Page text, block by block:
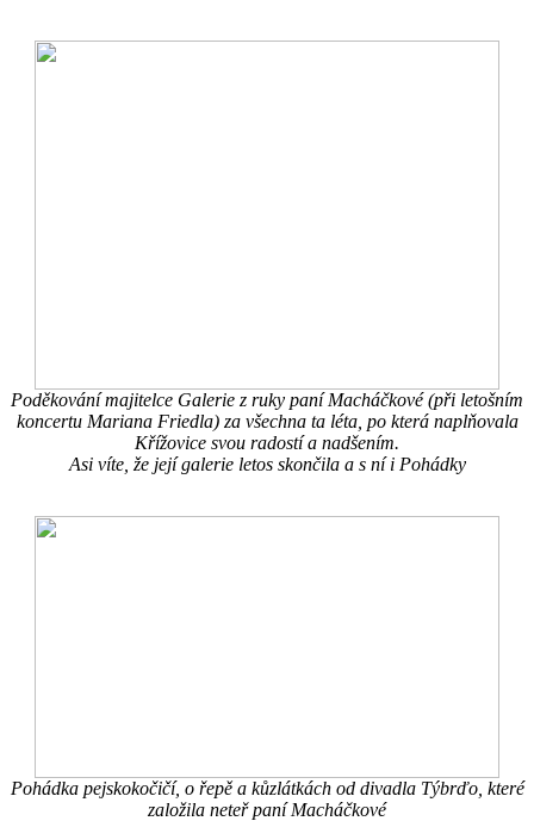
Poděkování majitelce Galerie z ruky paní Macháčkové (při letošním
koncertu Mariana Friedla) za všechna ta léta, po která naplňovala
Křížovice svou radostí a nadšením.
Asi víte, že její galerie letos skončila a s ní i Pohádky
Pohádka pejskokočičí, o řepě a kůzlátkách od divadla Týbrďo, které
založila neteř paní Macháčkové